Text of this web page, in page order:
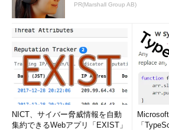
PR(Marshall Group AB)
NICT、サイバー脅威情報を自動
集約できるWebアプリ「EXIST」
「